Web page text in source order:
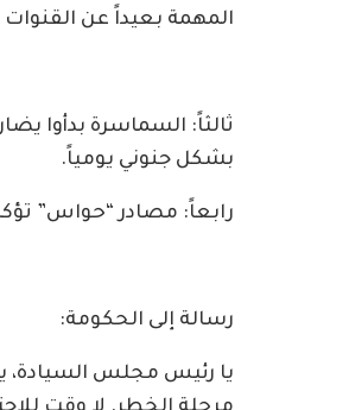
المهمة بعيداً عن
ثالثاً: السماسرة بدأوا
بشكل جنوني يومياً.
رابعاً: مصادر “حواس”
رسالة إلى الحكومة:
يا رئيس مجلس السيادة،